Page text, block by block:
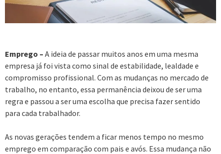
Emprego – A ideia de passar muitos anos em uma mesma
empresa já foi vista como sinal de estabilidade, lealdade e
compromisso profissional. Com as mudanças no mercado de
trabalho, no entanto, essa permanência deixou de ser uma
regra e passou a ser uma escolha que precisa fazer sentido
para cada trabalhador.
As novas gerações tendem a ficar menos tempo no mesmo
emprego em comparação com pais e avós. Essa mudança não